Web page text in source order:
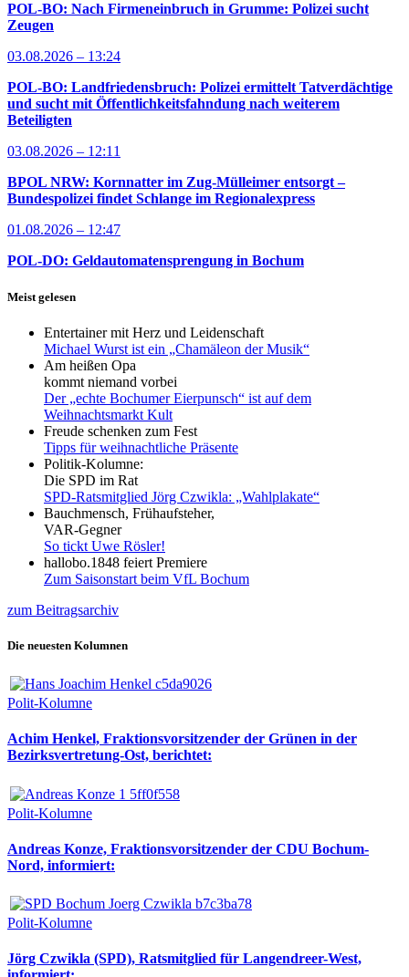
POL-BO: Nach Firmeneinbruch in Grumme: Polizei sucht
Zeugen
03.08.2026 – 13:24
POL-BO: Landfriedensbruch: Polizei ermittelt Tatverdächtige
und sucht mit Öffentlichkeitsfahndung nach weiterem
Beteiligten
03.08.2026 – 12:11
BPOL NRW: Kornnatter im Zug-Mülleimer entsorgt –
Bundespolizei findet Schlange im Regionalexpress
01.08.2026 – 12:47
POL-DO: Geldautomatensprengung in Bochum
Meist gelesen
Entertainer mit Herz und Leidenschaft
Michael Wurst ist ein „Chamäleon der Musik“
Am heißen Opa
kommt niemand vorbei
Der „echte Bochumer Eierpunsch“ ist auf dem
Weihnachtsmarkt Kult
Freude schenken zum Fest
Tipps für weihnachtliche Präsente
Politik-Kolumne:
Die SPD im Rat
SPD-Ratsmitglied Jörg Czwikla: „Wahlplakate“
Bauchmensch, Frühaufsteher,
VAR-Gegner
So tickt Uwe Rösler!
hallobo.1848 feiert Premiere
Zum Saisonstart beim VfL Bochum
zum Beitragsarchiv
Die neuesten Kolumnen
Polit-Kolumne
Achim Henkel, Fraktionsvorsitzender der Grünen in der
Bezirksvertretung-Ost, berichtet:
Polit-Kolumne
Andreas Konze, Fraktionsvorsitzender der CDU Bochum-
Nord, informiert:
Polit-Kolumne
Jörg Czwikla (SPD), Ratsmitglied für Langendreer-West,